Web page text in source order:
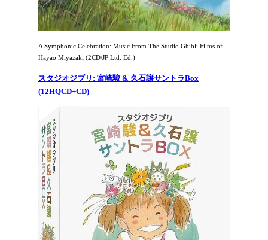
A Symphonic Celebration: Music From The Studio Ghibli Films of
Hayao Miyazaki (2CD/JP Ltd. Ed.)
スタジオジブリ: 宮崎駿 & 久石譲サントラBox
(12HQCD+CD)